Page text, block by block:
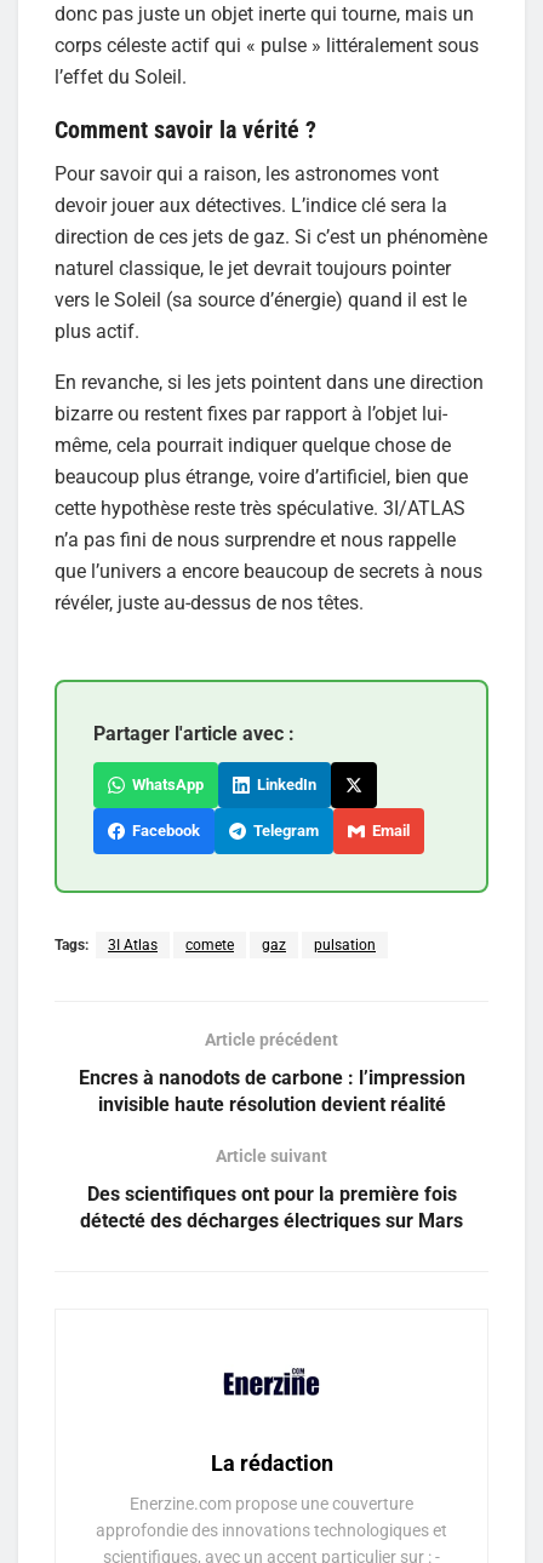
donc pas juste un objet inerte qui tourne, mais un
corps céleste actif qui « pulse » littéralement sous
l’effet du Soleil.
Comment savoir la vérité ?
Pour savoir qui a raison, les astronomes vont
devoir jouer aux détectives. L’indice clé sera la
direction de ces jets de gaz. Si c’est un phénomène
naturel classique, le jet devrait toujours pointer
vers le Soleil (sa source d’énergie) quand il est le
plus actif.
En revanche, si les jets pointent dans une direction
bizarre ou restent fixes par rapport à l’objet lui-
même, cela pourrait indiquer quelque chose de
beaucoup plus étrange, voire d’artificiel, bien que
cette hypothèse reste très spéculative. 3I/ATLAS
n’a pas fini de nous surprendre et nous rappelle
que l’univers a encore beaucoup de secrets à nous
révéler, juste au-dessus de nos têtes.
Partager l'article avec :
WhatsApp LinkedIn
Facebook Telegram Email
Tags: 3I Atlas comete gaz pulsation
Article précédent
Encres à nanodots de carbone : l’impression
invisible haute résolution devient réalité
Article suivant
Des scientifiques ont pour la première fois
détecté des décharges électriques sur Mars
La rédaction
Enerzine.com propose une couverture
approfondie des innovations technologiques et
scientifiques, avec un accent particulier sur : -